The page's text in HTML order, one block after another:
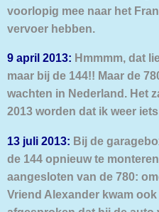
voorlopig mee naar het
vervoer hebben.
9 april 2013: Hmmmm, dat
maar bij de 144!! Maar de
wachten in Nederland. Het
2013 worden dat ik weer
13 juli 2013: Bij de
de 144 opnieuw te
aangesloten van de 780:
Vriend Alexander kwam